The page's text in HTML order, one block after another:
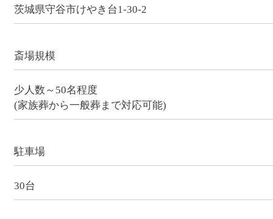
茨城県守谷市けやき台1-30-2
斎場規模
少人数～50名程度
(家族葬から一般葬まで対応可能)
駐車場
30台